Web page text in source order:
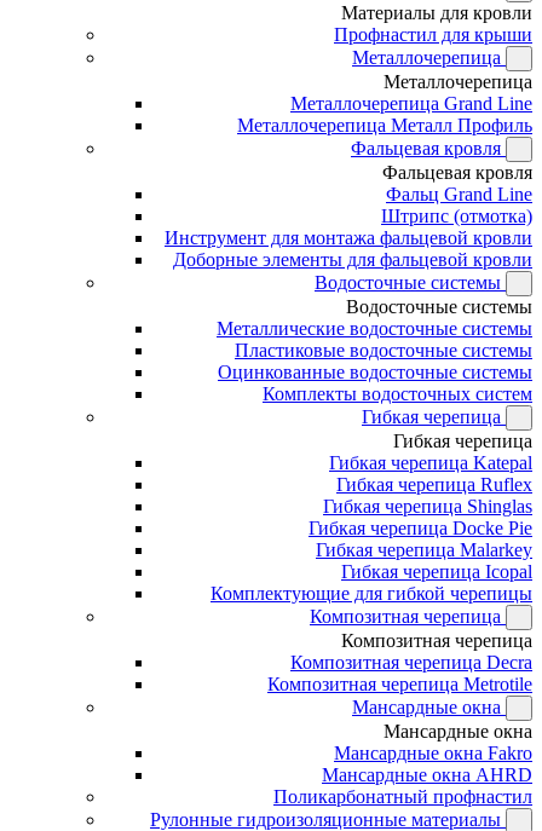
Материалы для кровли
Профнастил для крыши
Металлочерепица
Металлочерепица
Металлочерепица Grand Line
Металлочерепица Металл Профиль
Фальцевая кровля
Фальцевая кровля
Фальц Grand Line
Штрипс (отмотка)
Инструмент для монтажа фальцевой кровли
Доборные элементы для фальцевой кровли
Водосточные системы
Водосточные системы
Металлические водосточные системы
Пластиковые водосточные системы
Оцинкованные водосточные системы
Комплекты водосточных систем
Гибкая черепица
Гибкая черепица
Гибкая черепица Katepal
Гибкая черепица Ruflex
Гибкая черепица Shinglas
Гибкая черепица Docke Pie
Гибкая черепица Malarkey
Гибкая черепица Icopal
Комплектующие для гибкой черепицы
Композитная черепица
Композитная черепица
Композитная черепица Decra
Композитная черепица Metrotile
Мансардные окна
Мансардные окна
Мансардные окна Fakro
Мансардные окна AHRD
Поликарбонатный профнастил
Рулонные гидроизоляционные материалы